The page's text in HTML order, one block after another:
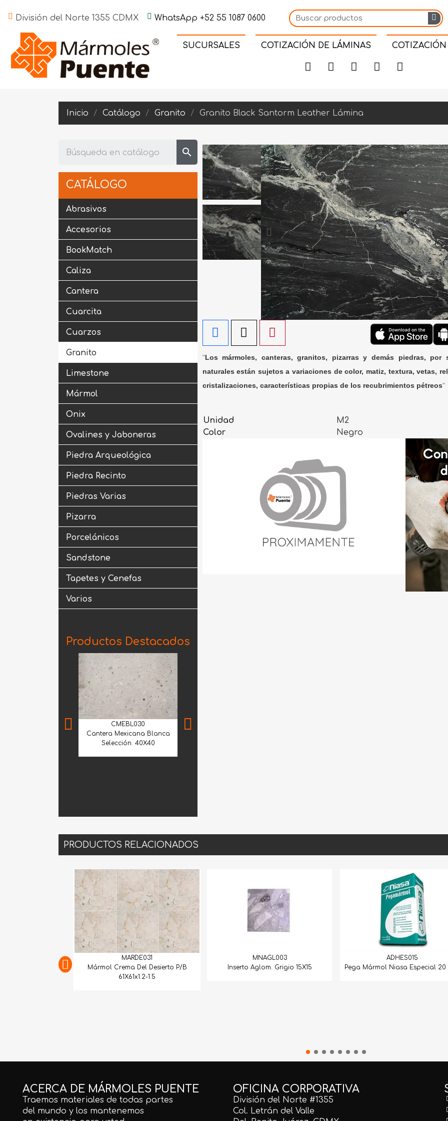
División del Norte 1355 CDMX WhatsApp +52 55 1087 0600
SUCURSALES COTIZACIÓN DE LÁMINAS COTIZACIÓN
Inicio Catálogo Granito Granito Black Santorm Leather Lámina
search
CATÁLOGO
Abrasivos
Accesorios
BookMatch
Caliza
Cantera
Cuarcita
Cuarzos
Granito
Limestone
Mármol
Onix
Ovalines y Jaboneras
Piedra Arqueológica
Piedra Recinto
Piedras Varias
Pizarra
Porcelánicos
Sandstone
Tapetes y Cenefas
Varios
Productos Destacados
CMEBL030
Cantera Mexicana Blanca
Selección. 40X40
"Los mármoles, canteras, granitos, pizarras y demás piedras, por
naturales están sujetos a variaciones de color, matiz, textura, vetas,
cristalizaciones, características propias de los recubrimientos pétreos"
Unidad
M2
Color
Negro
PRODUCTOS RELACIONADOS
MARDE031
Mármol Crema Del Desierto P/B
61X61x1.2-1.5
MNAGL003
Inserto Aglom. Grigio 15X15
ADHES015
Pega Mármol Niasa Especial 20
ACERCA DE MÁRMOLES PUENTE
Traemos materiales de todas partes
del mundo y los mantenemos
OFICINA CORPORATIVA
División del Norte #1355
Col. Letrán del Valle